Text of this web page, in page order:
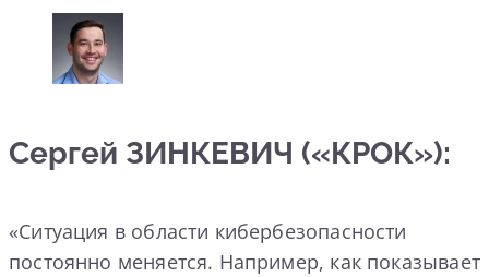
Сергей ЗИНКЕВИЧ («КРОК»):
«Ситуация в области кибербезопасности
постоянно меняется. Например, как показывает